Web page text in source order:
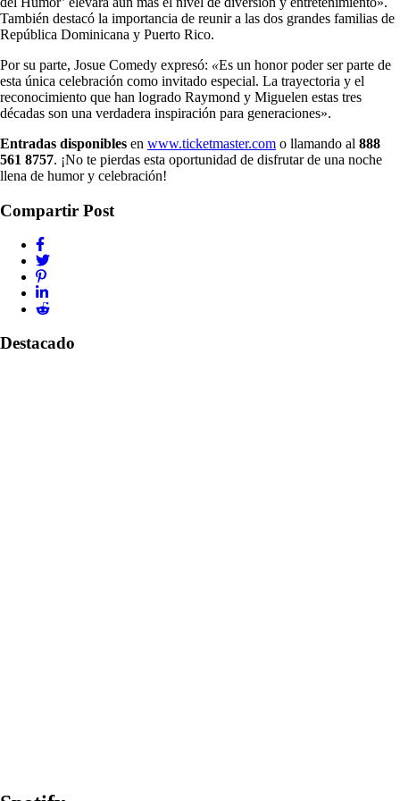
También destacó la importancia de reunir a las dos grandes familias de
República Dominicana y Puerto Rico.
Por su parte, Josue Comedy expresó: «Es un honor poder ser parte de
esta única celebración como invitado especial. La trayectoria y el
reconocimiento que han logrado Raymond y Miguelen estas tres
décadas son una verdadera inspiración para generaciones».
Entradas disponibles en www.ticketmaster.com o llamando al 888
561 8757. ¡No te pierdas esta oportunidad de disfrutar de una noche
llena de humor y celebración!
Compartir Post
Destacado